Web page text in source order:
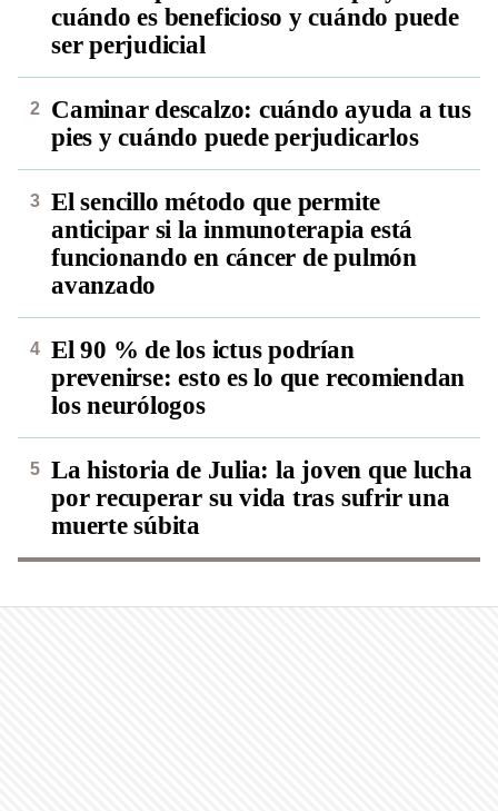
cuándo es beneficioso y cuándo puede
ser perjudicial
Caminar descalzo: cuándo ayuda a tus
pies y cuándo puede perjudicarlos
El sencillo método que permite
anticipar si la inmunoterapia está
funcionando en cáncer de pulmón
avanzado
El 90 % de los ictus podrían
prevenirse: esto es lo que recomiendan
los neurólogos
La historia de Julia: la joven que lucha
por recuperar su vida tras sufrir una
muerte súbita